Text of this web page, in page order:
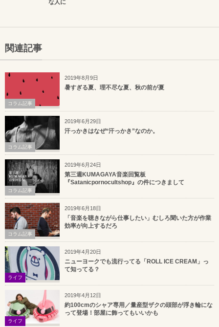
な人に
関連記事
2019年8月9日
コラム記事
暑すぎる夏、理不尽な夏、秋の前が夏
2019年6月29日
コラム記事
汗っかきはなぜ“汗っかき”なのか。
2019年6月24日
コラム記事
第三週KUMAGAYA音楽回覧板
『Satanicpornocultshop』の件につきまして
2019年6月18日
コラム記事
「音楽を聴きながら仕事したい」むしろ聞いた方が作業
効率が向上するだろ
2019年4月20日
ライフ
ニューヨークでも流行ってる「ROLL ICE CREAM」っ
て知ってる？
2019年4月12日
ライフ
約100cmのシャア専用／量産型ザクの頭部が浮き輪にな
って登場！部屋に飾ってもいいかも